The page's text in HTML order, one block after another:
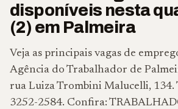
disponíveis nesta
(2) em Palmeira
Veja as principais vagas de
Agência do Trabalhador de
rua Luiza Trombini Malucelli, 134.
3252-2584. Confira: